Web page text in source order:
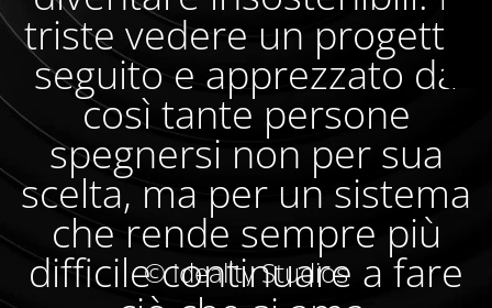
triste vedere un progetto
seguito e apprezzato da
così tante persone
spegnersi non per sua
scelta, ma per un sistema
che rende sempre più
difficile continuare a fare
© Ideality Studios